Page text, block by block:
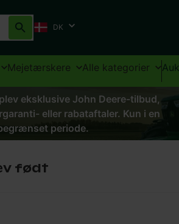
DK
Mejetærskere Alle kategorier
eksklusive John Deere-tilbud,
eller rabataftaler. Kun i en
periode.
født